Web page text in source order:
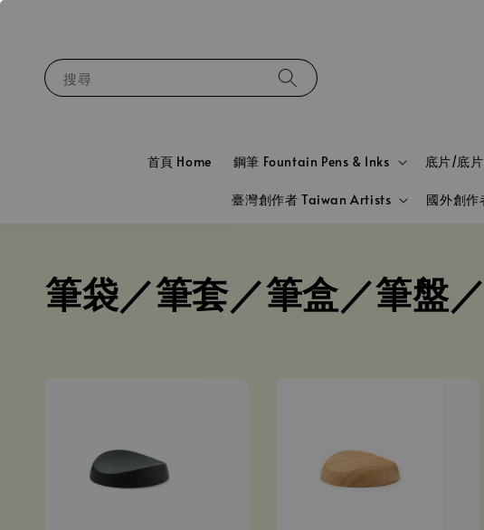
搜尋
首頁 Home 鋼筆 Fountain Pens & Inks 底片/底
臺灣創作者 Taiwan Artists 國外創
筆袋／筆套／筆盒／筆盤